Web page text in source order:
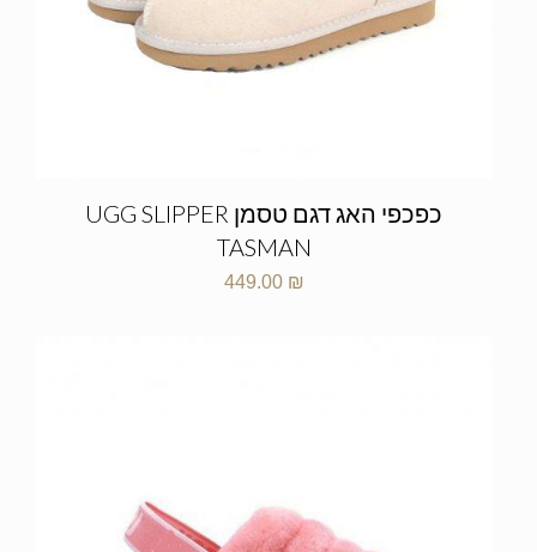
כפכפי האג דגם טסמן UGG SLIPPER
TASMAN
449.00 ₪